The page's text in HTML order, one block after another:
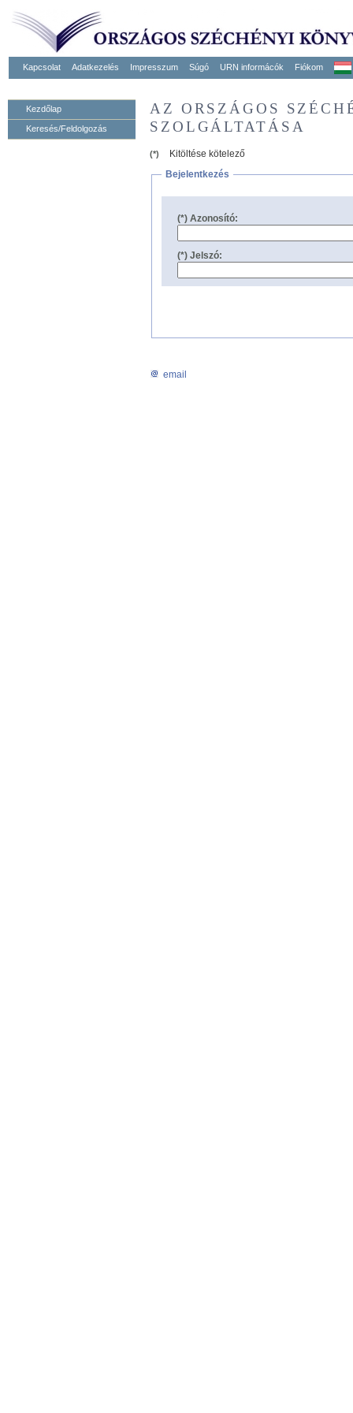
Kapcsolat Adatkezelés Impresszum Súgó URN informácók Fiókom
Kezdőlap
Keresés/Feldolgozás
AZ ORSZÁGOS
SZOLGÁLTATÁSA
(*)
Kitöltése kötelező
Bejelentkezés
(*) Azonosító:
(*) Jelszó:
email